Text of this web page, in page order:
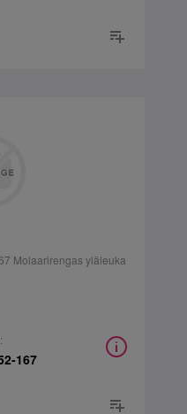
Molaarirengas yläleuka
167